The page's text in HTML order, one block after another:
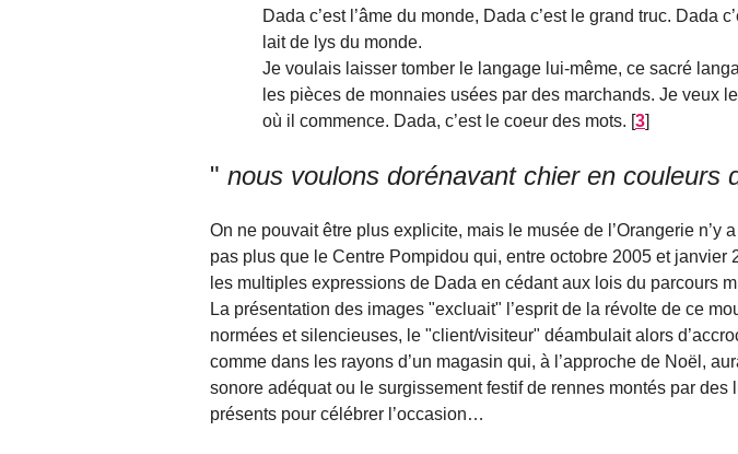
Dada c’est l’âme du monde, Dada c’est le grand truc. Dada
lait de lys du monde.
Je voulais laisser tomber le langage lui-même, ce sacré
les pièces de monnaies usées par des marchands. Je veux
où il commence. Dada, c’est le coeur des mots. [3]
" nous voulons dorénavant chier en couleurs
On ne pouvait être plus explicite, mais le musée de l’Orangerie n’y
pas plus que le Centre Pompidou qui, entre octobre 2005 et janvier
les multiples expressions de Dada en cédant aux lois du parcours
La présentation des images "excluait" l’esprit de la révolte de ce
normées et silencieuses, le "client/visiteur" déambulait alors
comme dans les rayons d’un magasin qui, à l’approche de Noël,
sonore adéquat ou le surgissement festif de rennes montés par des
présents pour célébrer l’occasion…